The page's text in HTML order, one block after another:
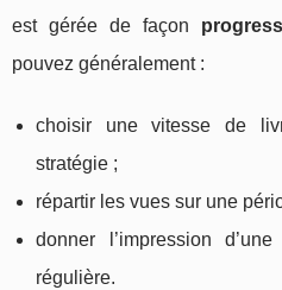
est gérée de façon
pouvez généralement :
choisir une vitesse de
stratégie ;
répartir les vues sur une
donner l’impression
régulière.